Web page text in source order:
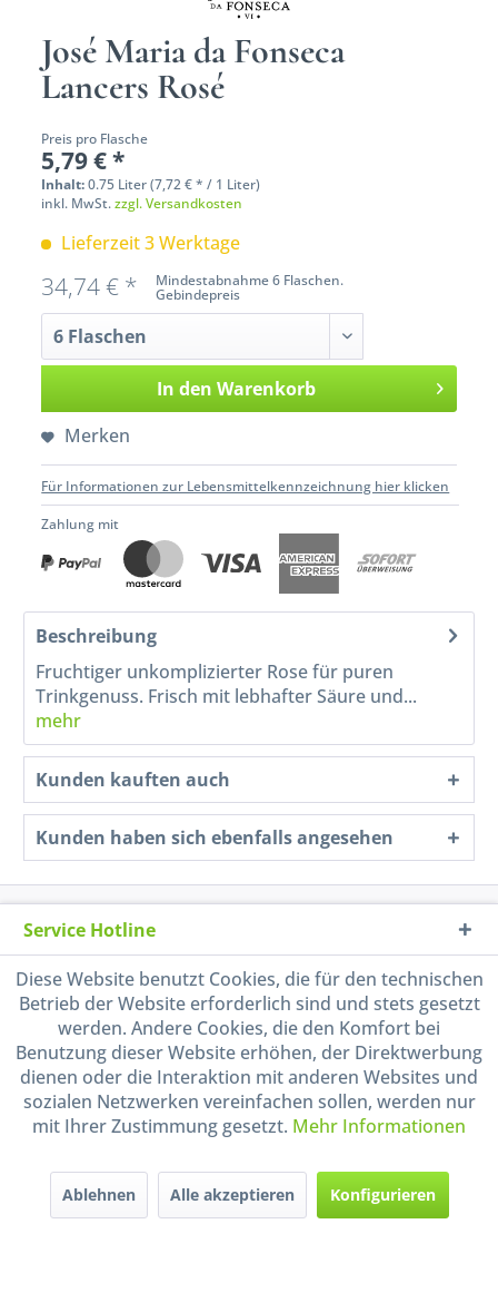
José Maria da Fonseca
Lancers Rosé
Preis pro Flasche
5,79 € *
Inhalt:0.75 Liter (7,72 € * / 1 Liter)
inkl. MwSt.zzgl. Versandkosten
Lieferzeit 3 Werktage
Mindestabnahme 6 Flaschen.
Gebindepreis
34,74 € *
In den Warenkorb
Merken
Für Informationen zur Lebensmittelkennzeichnung hier klicken
Zahlung mit
Beschreibung
Fruchtiger unkomplizierter Rose für puren
Trinkgenuss. Frisch mit lebhafter Säure und...
mehr
Kunden kauften auch
Kunden haben sich ebenfalls angesehen
Service Hotline
Shop Service
Informationen
Handel mit BIO-Weinen
kontrolliert und zertifiziert
durch DE-ÖKO-009
Diese Website benutzt Cookies, die für den technischen
Betrieb der Website erforderlich sind und stets gesetzt
werden. Andere Cookies, die den Komfort bei
Benutzung dieser Website erhöhen, der Direktwerbung
dienen oder die Interaktion mit anderen Websites und
sozialen Netzwerken vereinfachen sollen, werden nur
mit Ihrer Zustimmung gesetzt. Mehr Informationen
Ablehnen Alle akzeptieren Konfigurieren